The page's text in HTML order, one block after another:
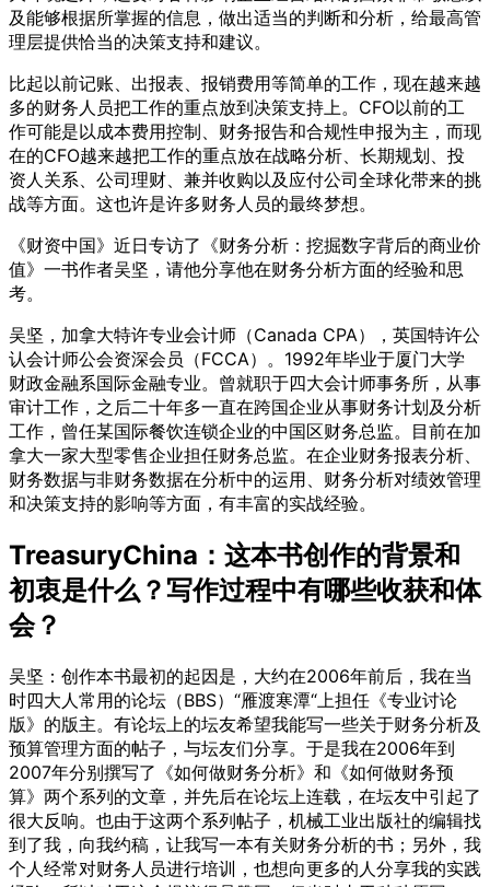
及能够根据所掌握的信息，做出适当的判断和分析，给最高管
理层提供恰当的决策支持和建议。
比起以前记账、出报表、报销费用等简单的工作，现在越来越
多的财务人员把工作的重点放到决策支持上。CFO以前的工
作可能是以成本费用控制、财务报告和合规性申报为主，而现
在的CFO越来越把工作的重点放在战略分析、长期规划、投
资人关系、公司理财、兼并收购以及应付公司全球化带来的挑
战等方面。这也许是许多财务人员的最终梦想。
《财资中国》近日专访了《财务分析：挖掘数字背后的商业价
值》一书作者吴坚，请他分享他在财务分析方面的经验和思
考。
吴坚，加拿大特许专业会计师（Canada CPA），英国特许公
认会计师公会资深会员（FCCA）。1992年毕业于厦门大学
财政金融系国际金融专业。曾就职于四大会计师事务所，从事
审计工作，之后二十年多一直在跨国企业从事财务计划及分析
工作，曾任某国际餐饮连锁企业的中国区财务总监。目前在加
拿大一家大型零售企业担任财务总监。在企业财务报表分析、
财务数据与非财务数据在分析中的运用、财务分析对绩效管理
和决策支持的影响等方面，有丰富的实战经验。
TreasuryChina：这本书创作的背景和
初衷是什么？写作过程中有哪些收获和体
会？
吴坚：创作本书最初的起因是，大约在2006年前后，我在当
时四大人常用的论坛（BBS）“雁渡寒潭“上担任《专业讨论
版》的版主。有论坛上的坛友希望我能写一些关于财务分析及
预算管理方面的帖子，与坛友们分享。于是我在2006年到
2007年分别撰写了《如何做财务分析》和《如何做财务预
算》两个系列的文章，并先后在论坛上连载，在坛友中引起了
很大反响。也由于这两个系列帖子，机械工业出版社的编辑找
到了我，向我约稿，让我写一本有关财务分析的书；另外，我
个人经常对财务人员进行培训，也想向更多的人分享我的实践